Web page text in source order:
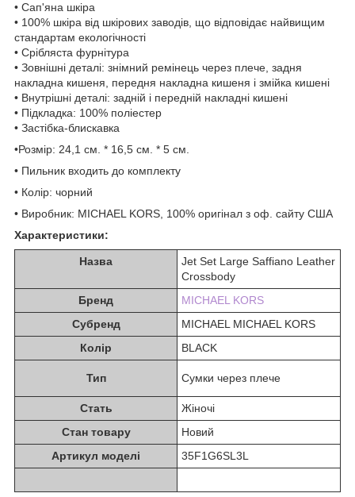
• Сап'яна шкіра
• 100% шкіра від шкірових заводів, що відповідає найвищим
стандартам екологічності
• Срібляста фурнітура
• Зовнішні деталі: знімний ремінець через плече, задня
накладна кишеня, передня накладна кишеня і змійка кишені
• Внутрішні деталі: задній і передній накладні кишені
• Підкладка: 100% поліестер
• Застібка-блискавка
•Розмір: 24,1 см. * 16,5 см. * 5 см.
• Пильник входить до комплекту
• Колір: чорний
• Виробник: MICHAEL KORS, 100% оригінал з оф. сайту США
Характеристики:
Назва
Jet Set Large Saffiano Leather
Crossbody
Бренд
MICHAEL KORS
Субренд
MICHAEL MICHAEL KORS
Колір
BLACK
Тип Сумки через плече
Стать
Жіночі
Стан товару
Новий
Артикул моделі
35F1G6SL3L